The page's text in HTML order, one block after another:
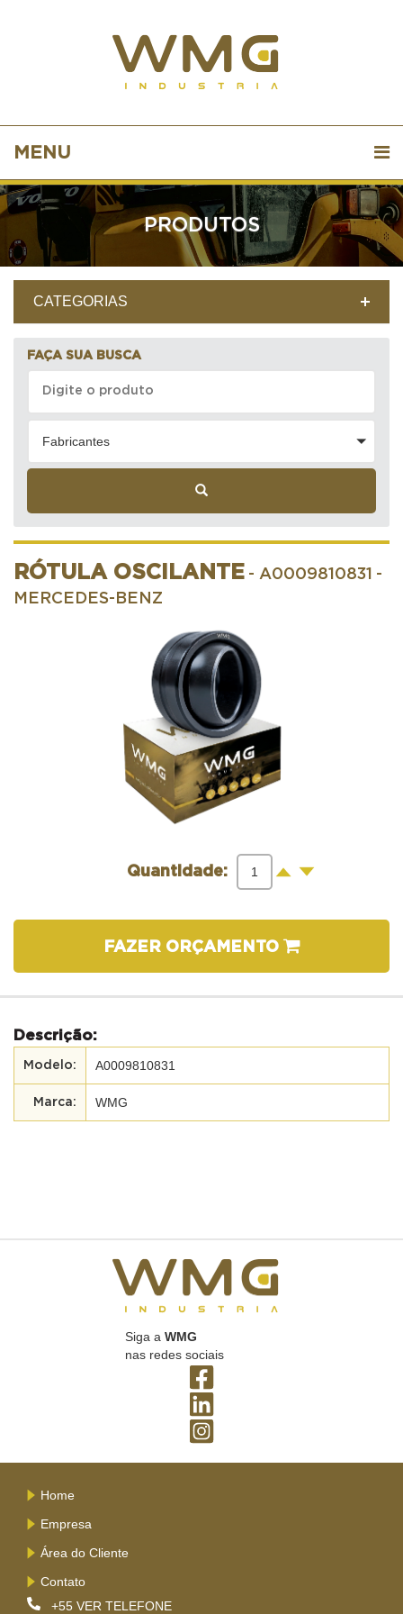
MENU
PRODUTOS
CATEGORIAS
FAÇA SUA BUSCA
Fabricantes
RÓTULA OSCILANTE - A0009810831 -
MERCEDES-BENZ
Quantidade: + -
FAZER ORÇAMENTO
Descrição:
A0009810831
WMG
Siga a WMG
nas redes sociais
Home
Empresa
Área do Cliente
Contato
+55 VER TELEFONE